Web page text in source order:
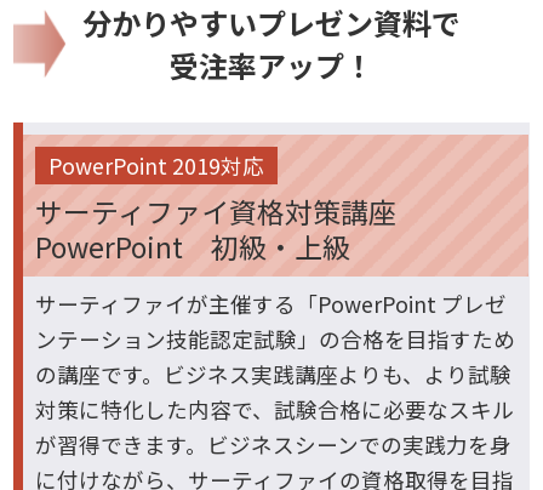
分かりやすいプレゼン資料で
受注率アップ！
PowerPoint 2019対応
サーティファイ資格対策講座
PowerPoint 初級・上級
サーティファイが主催する「PowerPoint プレゼ
ンテーション技能認定試験」の合格を目指すため
の講座です。ビジネス実践講座よりも、より試験
対策に特化した内容で、試験合格に必要なスキル
が習得できます。ビジネスシーンでの実践力を身
に付けながら、サーティファイの資格取得を目指